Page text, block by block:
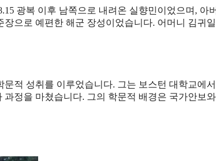
광복 이후 남쪽으로 내려온 실향민이었으며, 아
으로 예편한 해군 장성이었습니다. 어머니 김귀
적 성취를 이루었습니다. 그는 보스턴 대학교에서
정을 마쳤습니다. 그의 학문적 배경은 국가안보